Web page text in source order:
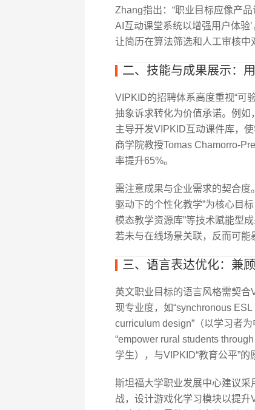
Zhang指出：“职业目标应像产
AI互动课堂系统以增强用户体验
让简历在算法筛选和人工审核中
二、技能与成果展示：
VIPKID的招聘体系高度重视“可
抽象诉求转化为价值承诺。例如
主导开发VIPKID互动课件库，
商学院教授Tomas Chamorro-
率提升65%。
需注意成果与企业需求的契合度。
驱动下的个性化教学”为核心目
模态教学资源库”等技术赋能型
若未与在线场景关联，反而可能
三、语言表达优化：兼
英文职业目标的语言风格需契合
现专业度，如“synchronous
curriculum design”（以学习者
“empower rural students
学生），与VIPKID“教育公平”的
斯坦福大学职业发展中心建议采
战，设计游戏化学习模块以提